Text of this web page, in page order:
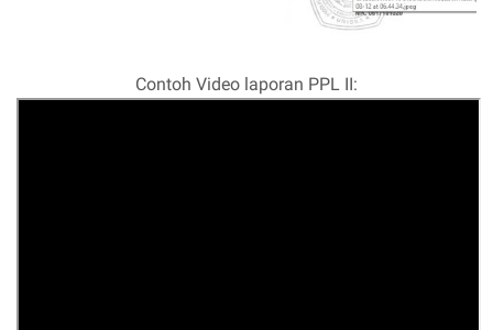
Contoh Video laporan PPL II: